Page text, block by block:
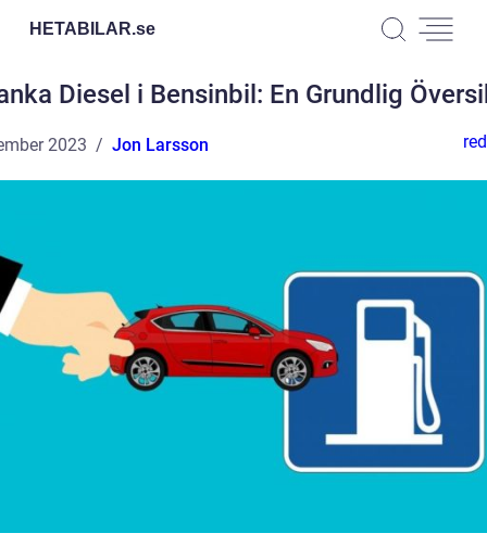
HETABILAR.se
Diesel i Bensinbil: En Grundlig
2023 Jon Larsson